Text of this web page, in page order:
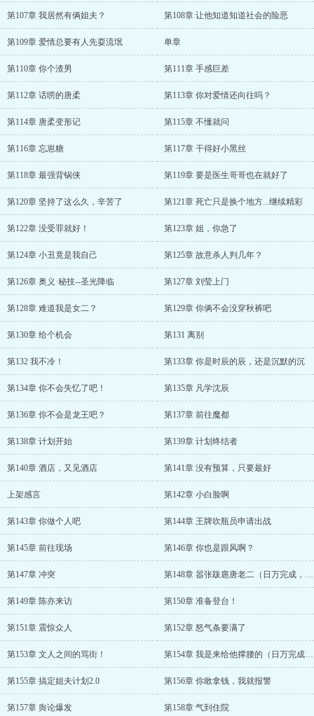
第107章 我居然有俩姐夫？ 第108章 让他知道知道社会的险恶
第109章 爱情总要有人先耍流氓 单章
第110章 你个渣男 第111章 手感巨差
第112章 话唠的唐柔 第113章 你对爱情还向往吗？
第114章 唐柔变形记 第115章 不懂就问
第116章 忘崽糖 第117章 干得好小黑丝
第118章 最强背锅侠 第119章 要是医生哥哥也在就好了
第120章 坚持了这么久，辛苦了 第121章 死亡只是换个地方...继续精彩
第122章 没受罪就好！ 第123章 姐，你急了
第124章 小丑竟是我自己 第125章 故意杀人判几年？
第126章 奥义·秘技--圣光降临 第127章 刘莹上门
第128章 难道我是女二？ 第129章 你俩不会没穿秋裤吧
第130章 给个机会 第131 离别
第132 我不冷！ 第133章 你是时辰的辰，还是沉默的沉
第134章 你不会失忆了吧！ 第135章 凡学沈辰
第136章 你不会是龙王吧？ 第137章 前往魔都
第138章 计划开始 第139章 计划终结者
第140章 酒店，又见酒店 第141章 没有预算，只要最好
上架感言 第142章 小白脸啊
第143章 你做个人吧 第144章 王牌吹瓶员申请出战
第145章 前往现场 第146章 你也是跟风啊？
第147章 冲突 第148章 嚣张跋扈唐老二（日万完成，求订阅）
第149章 陈亦来访 第150章 准备登台！
第151章 震惊众人 第152章 怒气条要满了
第153章 文人之间的骂街！ 第154章 我是来给他撑腰的（日万完成，求订阅）
第155章 搞定姐夫计划2.0 第156章 你敢拿钱，我就报警
第157章 舆论爆发 第158章 气到住院